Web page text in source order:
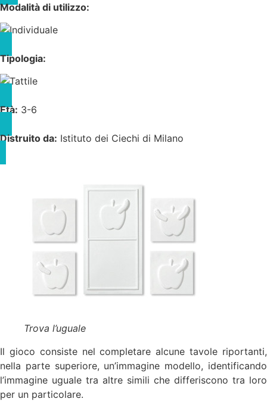
Modalità di utilizzo:
Tipologia:
Età: 3-6
Distruito da: Istituto dei Ciechi di Milano
Trova l’uguale
Il gioco consiste nel completare alcune tavole riportanti,
nella parte superiore, un’immagine modello, identificando
l’immagine uguale tra altre simili che differiscono tra loro
per un particolare.